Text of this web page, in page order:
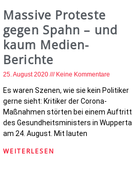
Massive Proteste
gegen Spahn – und
kaum Medien-
Berichte
25. August 2020 Keine Kommentare
Es waren Szenen, wie sie kein Politiker
gerne sieht: Kritiker der Corona-
Maßnahmen störten bei einem Auftritt
des Gesundheitsministers in Wuppertal
am 24. August. Mit lauten
WEITERLESEN